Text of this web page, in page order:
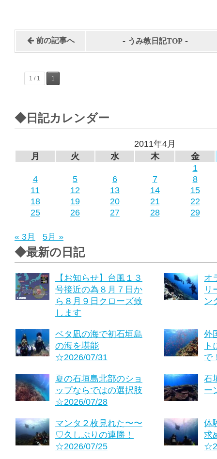
前の記事へ - うみ教日記TOP -
1 / 1 1
◆日記カレンダー
2011年4月
月
火 水 木
金
1
4
5 6 7
8
11
12 13 14
15
18
19 20 21
22
25
26 27 28 29
« 3月 5月 »
◆最新の日記
【お知らせ】台風１３
号接近の為８月７日か
ら８月９日クローズ致
します
オ
リ
ン
ベタ凪の海で初石垣島
の海を堪能
☆2026/07/31
外
ト
で
夏の石垣島北部のショ
ップならではの選択肢
☆2026/07/28
石
ー
マンタ２枚見れた〜〜
♡久しぶりの連勝！
☆2026/07/25
体
求